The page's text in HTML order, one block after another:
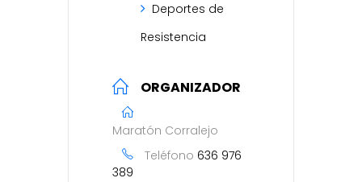
Deportes de
Resistencia
ORGANIZADOR
Maratón Corralejo
Teléfono 636 976
389